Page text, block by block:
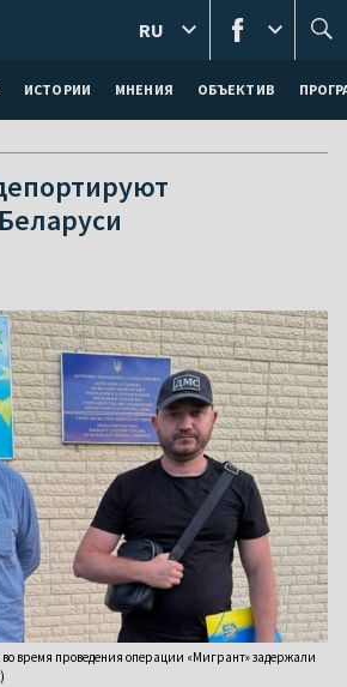
ИСТОРИИ МНЕНИЯ ОБЪЕКТИВ
RU
время проведения операции «Мигрант» задержали